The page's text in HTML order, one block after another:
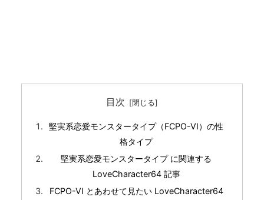
目次
堅実系恋愛モンスタータイプ（FCPO-VI）の性
格タイプ
堅実系恋愛モンスタータイプ に関連する
LoveCharacter64 記事
FCPO-VI とあわせて見たい LoveCharacter64